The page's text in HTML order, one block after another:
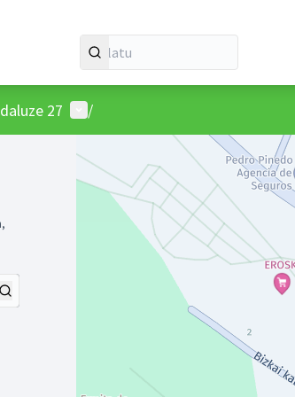
27 Parte-hartzailearen menua
/
Hurrengo elementua orri